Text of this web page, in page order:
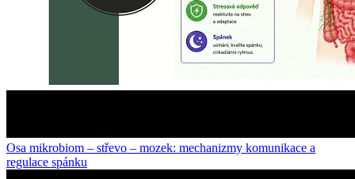
Osa mikrobiom – střevo – mozek: mechanizmy komunikace a
regulace spánku